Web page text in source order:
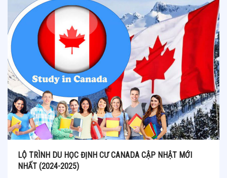
LỘ TRÌNH DU HỌC ĐỊNH CƯ CANADA CẬP NHẬT MỚI
NHẤT (2024-2025)